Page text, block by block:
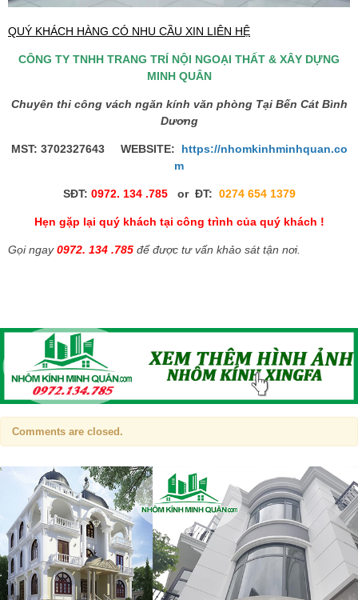
QUÝ KHÁCH HÀNG CÓ NHU CẦU XIN LIÊN HỆ
CÔNG TY TNHH TRANG TRÍ NỘI NGOẠI THẤT & XÂY DỰNG
MINH QUÂN
Chuyên thi công vách ngăn kính văn phòng Tại Bến Cát Bình
Dương
MST: 3702327643 WEBSITE: https://nhomkinhminhquan.co
m
SĐT: 0972. 134 .785or ĐT: 0274 654 1379
Hẹn gặp lại quý khách tại công trình của quý khách !
Gọi ngay0972. 134 .785 để được tư vấn khảo sát tận nơi.
Comments are closed.